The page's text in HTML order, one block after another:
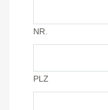
NR.
PLZ